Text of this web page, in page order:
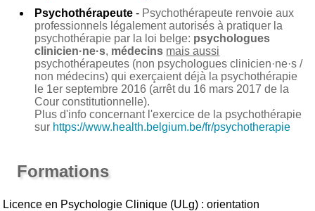
Psychothérapeute - Psychothérapeute renvoie aux
professionnels légalement autorisés à pratiquer la
psychothérapie par la loi belge: psychologues
clinicien·ne·s, médecins mais aussi
psychothérapeutes (non psychologues clinicien·ne·s /
non médecins) qui exerçaient déjà la psychothérapie
le 1er septembre 2016 (arrêt du 16 mars 2017 de la
Cour constitutionnelle).
Plus d'info concernant l'exercice de la psychothérapie
sur https://www.health.belgium.be/fr/psychotherapie
Formations
Licence en Psychologie Clinique (ULg) : orientation